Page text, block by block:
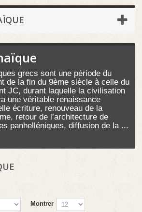
grecs sont une période du
de la fin du 9ème siècle à celle du
JC, durant laquelle la civilisation
une véritable renaissance
écriture, renouveau de la
retour de l’architecture de
panhelléniques, diffusion de la ...
Montrer